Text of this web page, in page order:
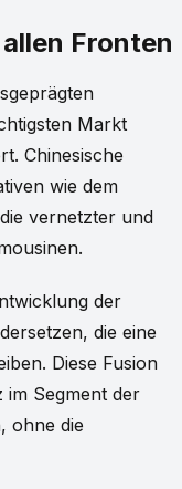
Fronten
Markt
Chinesische
wie dem
vernetzter und
der
die eine
Diese Fusion
im Segment der
ohne die